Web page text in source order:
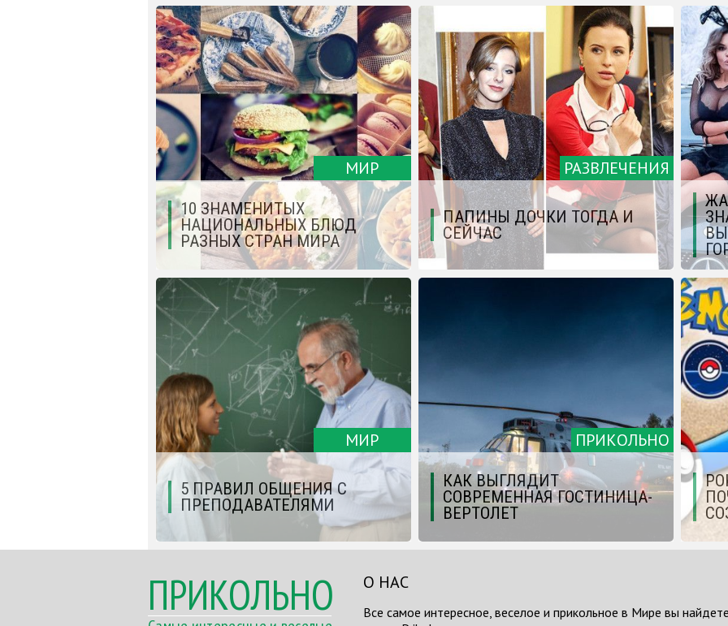
МИР
10 ЗНАМЕНИТЫХ
НАЦИОНАЛЬНЫХ БЛЮД
РАЗНЫХ СТРАН МИРА
РАЗВЛЕЧЕНИЯ
ПАПИНЫ ДОЧКИ ТОГДА И
СЕЙЧАС
МИР
5 ПРАВИЛ ОБЩЕНИЯ С
ПРЕПОДАВАТЕЛЯМИ
ПРИКОЛЬНО
КАК ВЫГЛЯДИТ
СОВРЕМЕННАЯ ГОСТИНИЦА-
ВЕРТОЛЕТ
ПРИКОЛЬНО О НАС
Все самое интересное, веселое и прикольное в Мире вы